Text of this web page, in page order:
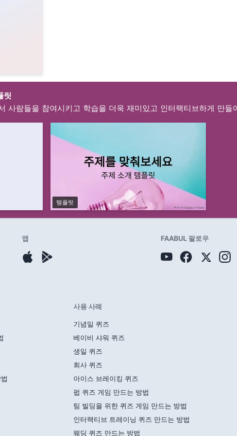
릿
사람들을 참여시키고 학습을 더욱 재미있고 인터랙티브하게 만들
템플릿
앱 FAABUL 팔로우
사용 사례
기념일 퀴즈
베이비 샤워 퀴즈
생일 퀴즈
회사 퀴즈
아이스 브레이킹 퀴즈
펍 퀴즈 게임 만드는 방법
팀 빌딩을 위한 퀴즈 게임 만드는 방법
인터랙티브 트레이닝 퀴즈 만드는 방법
웨딩 퀴즈 만드는 방법